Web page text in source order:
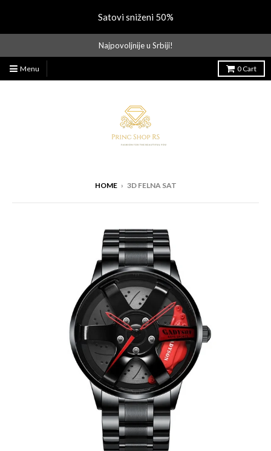
Satovi sniženi 50%
Najpovoljnije u Srbiji!
Menu 0Cart
HOME › 3D FELNA SAT